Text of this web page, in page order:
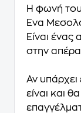
Η φωνή του
Ένα
Είναι ένας
στην
Αν υπάρχει
είναι και